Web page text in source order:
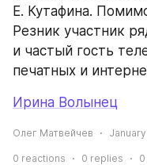
Е. Кутафина.
Резник участник
и частый гость
печатных и
Ирина Волынец
Олег Матвейчев January
0 reactions 0 replies 0